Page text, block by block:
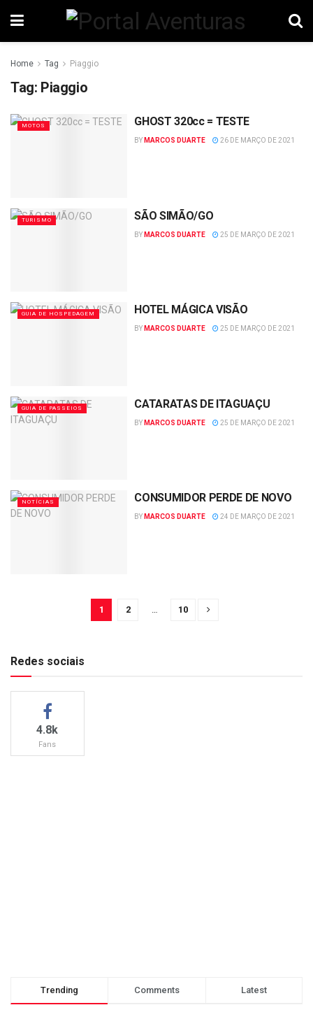
Home Tag Piaggio
Tag: Piaggio
MOTOS GHOST 320cc = TESTE
BY MARCOS DUARTE 26 DE MARÇO DE 2021
TURISMO SÃO SIMÃO/GO
BY MARCOS DUARTE 25 DE MARÇO DE 2021
GUIA DE HOSPEDAGEM HOTEL MÁGICA VISÃO
BY MARCOS DUARTE 25 DE MARÇO DE 2021
GUIA DE PASSEIOS CATARATAS DE ITAGUAÇU
BY MARCOS DUARTE 25 DE MARÇO DE 2021
NOTÍCIAS CONSUMIDOR PERDE DE NOVO
BY MARCOS DUARTE 24 DE MARÇO DE 2021
1 2 10
Redes sociais
4.8k
Fans
Trending Comments Latest